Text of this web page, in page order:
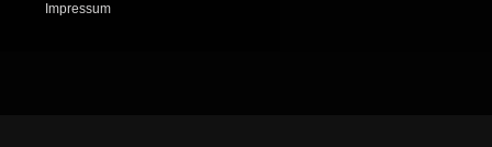
Impressum